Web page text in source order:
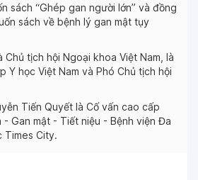
sách “Ghép gan người lớn” và đồng
sách về bệnh lý gan mật tụy
Chủ tịch hội Ngoại khoa Việt Nam, là
Y học Việt Nam và Phó Chủ tịch hội
Tiến Quyết là Cố vấn cao cấp
Gan mật - Tiết niệu - Bệnh viện Đa
Times City.